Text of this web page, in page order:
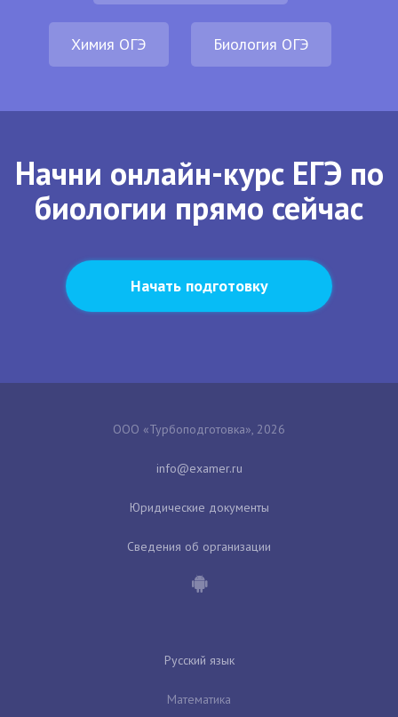
Химия ОГЭ Биология ОГЭ
Начни онлайн-курс ЕГЭ по
биологии прямо сейчас
Начать подготовку
ООО «Турбоподготовка», 2026
Юридические документы
Сведения об организации
Русский язык
Математика